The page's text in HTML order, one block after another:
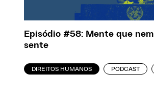
Episódio #58: Mente que nem
sente
DIREITOS HUMANOS PODCAST